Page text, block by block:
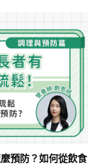
預防？如何從飲食